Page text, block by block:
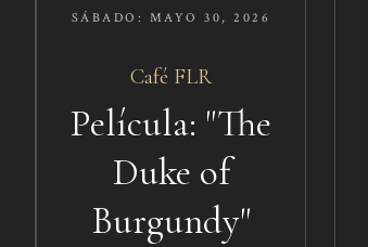
SÁBADO: MAYO 30, 2026
Café FLR​​
Película: "The
Duke of
Burgundy"